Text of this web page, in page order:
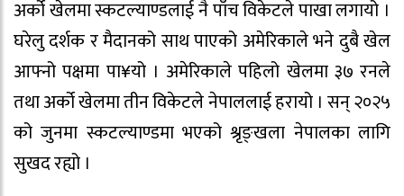
अर्को खेलमा स्कटल्याण्डलाई नै पाँच विकेटले पाखा लगायो ।
घरेलु दर्शक र मैदानको साथ पाएको अमेरिकाले भने दुबै खेल
आफ्नो पक्षमा पा¥यो । अमेरिकाले पहिलो खेलमा ३७ रनले
तथा अर्को खेलमा तीन विकेटले नेपाललाई हरायो । सन् २०२५
को जुनमा स्कटल्याण्डमा भएको श्रृङ्खला नेपालका लागि
सुखद रह्यो ।